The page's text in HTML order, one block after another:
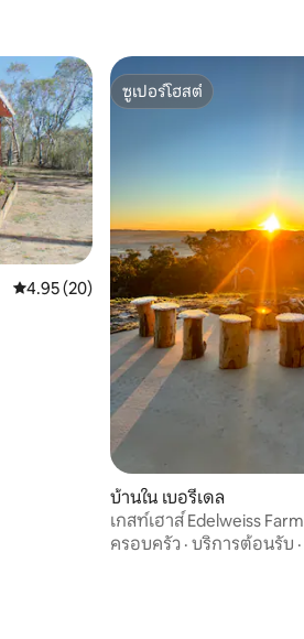
คะแนนเฉลี่ย 4.95 จาก 5, 20 รีวิว
4.95 (20)
ซูเปอร์โฮสต์
ซูเปอร์โฮสต์
บ้านใน เบอรีเดล
เกสท์เฮาส์ Edelweiss Farm
ครอบครัว · บริการต้อนรับ ·